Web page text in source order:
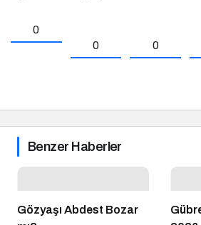
0
Benzer Haberler
Gözyaşı Abdest Bozar
mı?
2026